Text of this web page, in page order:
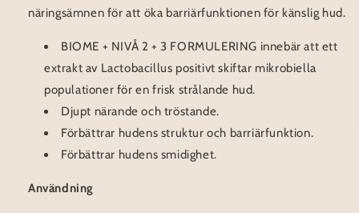
näringsämnen för att öka barriärfunktionen för känslig hud.
BIOME + NIVÅ 2 + 3 FORMULERING innebär att ett
extrakt av Lactobacillus positivt skiftar mikrobiella
populationer för en frisk strålande hud.
Djupt närande och tröstande.
Förbättrar hudens struktur och barriärfunktion.
Förbättrar hudens smidighet.
Användning